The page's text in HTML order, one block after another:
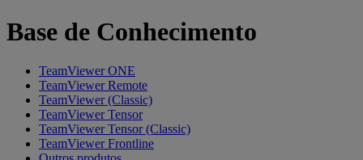
Base de Conhecimento
TeamViewer ONE
TeamViewer Remote
TeamViewer (Classic)
TeamViewer Tensor
TeamViewer Tensor (Classic)
TeamViewer Frontline